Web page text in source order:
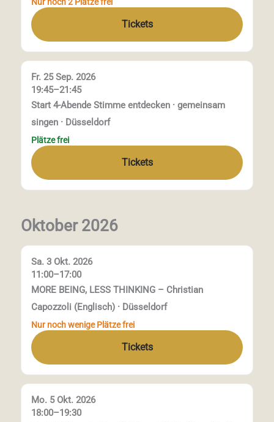
Tickets
Fr. 25 Sep. 2026
19:45–21:45
Start 4-Abende Stimme entdecken · gemeinsam
singen · Düsseldorf
Plätze frei
Tickets
Oktober 2026
Sa. 3 Okt. 2026
11:00–17:00
MORE BEING, LESS THINKING – Christian
Capozzoli (Englisch) · Düsseldorf
Nur noch wenige Plätze frei
Tickets
Mo. 5 Okt. 2026
18:00–19:30